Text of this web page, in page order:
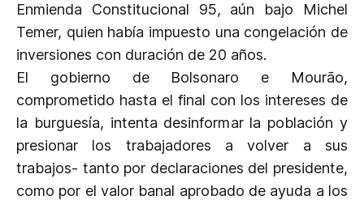
Enmienda Constitucional 95, aún bajo Michel
Temer, quien había impuesto una congelación de
inversiones con duración de 20 años.
El gobierno de Bolsonaro e Mourão,
comprometido hasta el final con los intereses de
la burguesía, intenta desinformar la población y
presionar los trabajadores a volver a sus
trabajos- tanto por declaraciones del presidente,
como por el valor banal aprobado de ayuda a los